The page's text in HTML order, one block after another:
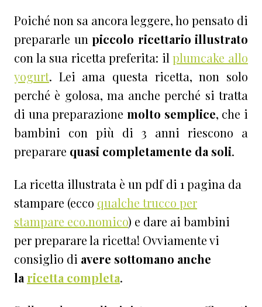
Poiché non sa ancora leggere, ho pensato di
prepararle un piccolo ricettario illustrato
con la sua ricetta preferita: ilplumcake allo
yogurt. Lei ama questa ricetta, non solo
perché è golosa, ma anche perché si tratta
di una preparazione molto semplice, che i
bambini con più di 3 anni riescono a
preparare quasi completamente da soli.
La ricetta illustrata è un pdf di 1 pagina da
stampare (ecco qualche trucco per
stampare eco.nomico) e dare ai bambini
per preparare la ricetta! Ovviamente vi
consiglio di avere sottomano anche
la ricetta completa.